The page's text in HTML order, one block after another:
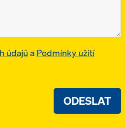
údajů a Podmínky užití
ODESLAT